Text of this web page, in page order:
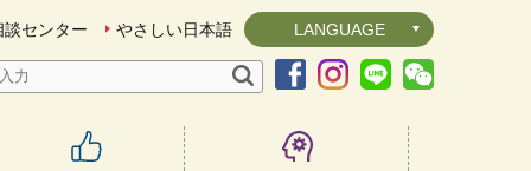
センター やさしい日本語 LANGUAGE